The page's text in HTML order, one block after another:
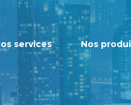
services Nos